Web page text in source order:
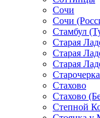
Сочи
Сочи
Стамбул
Старая
Старая
Старая
Стахово
Стахово
Степной